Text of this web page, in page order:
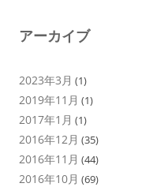
アーカイブ
2023年3月 (1)
2019年11月 (1)
2017年1月 (1)
2016年12月 (35)
2016年11月 (44)
2016年10月 (69)